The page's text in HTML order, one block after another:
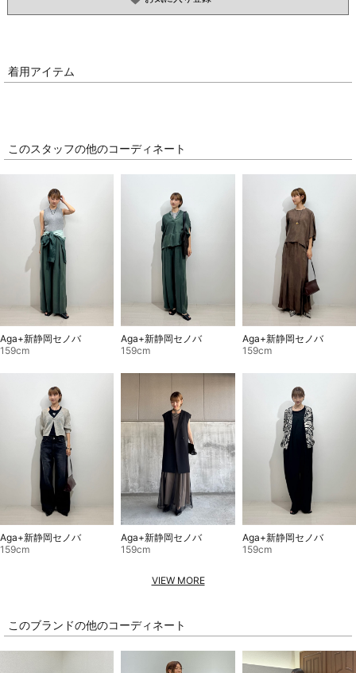
着用アイテム
このスタッフの他のコーディネート
Aga+新静岡セノバ
159cm
Aga+新静岡セノバ
159cm
Aga+新静岡セノバ
159cm
Aga+新静岡セノバ
159cm
Aga+新静岡セノバ
159cm
Aga+新静岡セノバ
159cm
VIEW MORE
このブランドの他のコーディネート